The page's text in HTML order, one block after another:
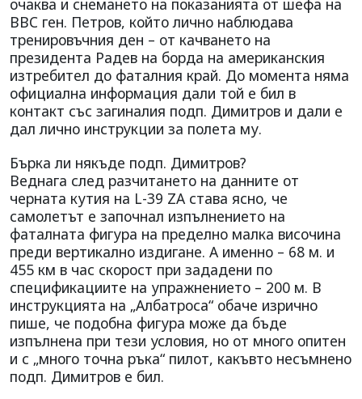
ВВС ген. Петров, който лично наблюдава
тренировъчния ден – от качването на
президента Радев на борда на американския
изтребител до фаталния край. До момента няма
официална информация дали той е бил в
контакт със загиналия подп. Димитров и дали е
дал лично инструкции за полета му.
Бърка ли някъде подп. Димитров?
Веднага след разчитането на данните от
черната кутия на L-39 ZА става ясно, че
самолетът е започнал изпълнението на
фаталната фигура на пределно малка височина
преди вертикално издигане. А именно – 68 м. и
455 км в час скорост при зададени по
спецификациите на упражнението – 200 м. В
инструкцията на „Албатроса“ обаче изрично
пише, че подобна фигура може да бъде
изпълнена при тези условия, но от много опитен
и с „много точна ръка“ пилот, какъвто несъмнено
подп. Димитров е бил.